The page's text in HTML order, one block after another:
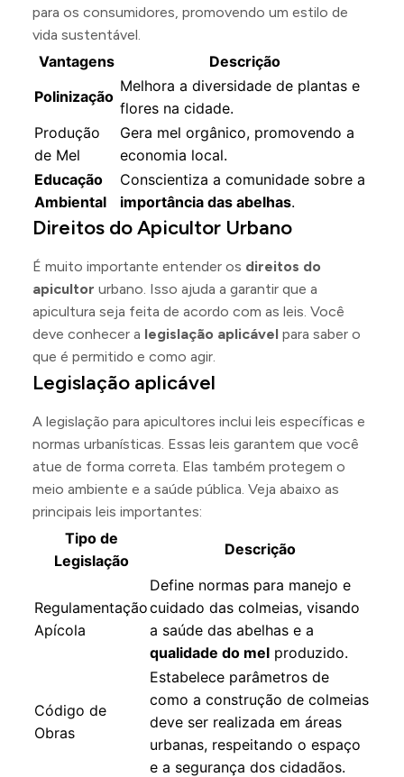
para os consumidores, promovendo um estilo de
vida sustentável.
Vantagens
Descrição
Polinização
Melhora a diversidade de plantas e
flores na cidade.
Produção
de Mel
Gera mel orgânico, promovendo a
economia local.
Educação
Ambiental
Conscientiza a comunidade sobre a
importância das abelhas.
Direitos do Apicultor Urbano
É muito importante entender os direitos do
apicultor urbano. Isso ajuda a garantir que a
apicultura seja feita de acordo com as leis. Você
deve conhecer a legislação aplicável para saber o
que é permitido e como agir.
Legislação aplicável
A legislação para apicultores inclui leis específicas e
normas urbanísticas. Essas leis garantem que você
atue de forma correta. Elas também protegem o
meio ambiente e a saúde pública. Veja abaixo as
principais leis importantes:
Tipo de
Legislação
Descrição
Regulamentação
Apícola
Define normas para manejo e
cuidado das colmeias, visando
a saúde das abelhas e a
qualidade do mel produzido.
Código de
Obras
Estabelece parâmetros de
como a construção de colmeias
deve ser realizada em áreas
urbanas, respeitando o espaço
e a segurança dos cidadãos.